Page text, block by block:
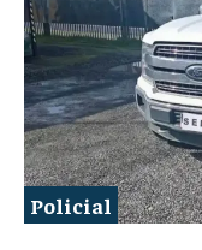
Policial